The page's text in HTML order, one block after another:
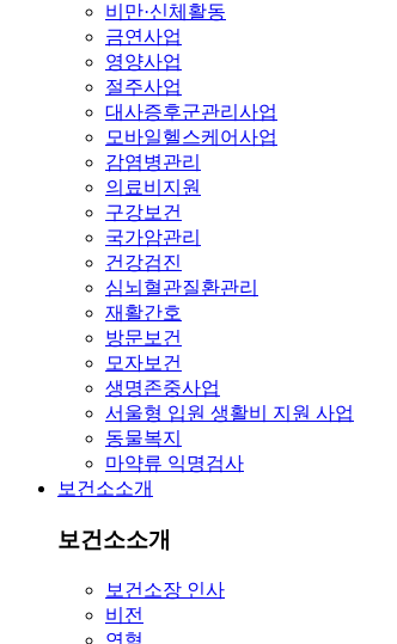
비만·신체활동
금연사업
영양사업
절주사업
대사증후군관리사업
모바일헬스케어사업
감염병관리
의료비지원
구강보건
국가암관리
건강검진
심뇌혈관질환관리
재활간호
방문보건
모자보건
생명존중사업
서울형 입원 생활비 지원 사업
동물복지
마약류 익명검사
보건소소개
보건소소개
보건소장 인사
비전
연혁